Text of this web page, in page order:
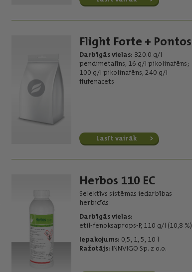
Flight Forte + Pontos
Darbīgās vielas: 320.0 g/l
pendimetalīns, 16 g/l pikolinafēns;
100 g/l pikolinafēns, 240 g/l
flufenacets
Lasīt vairāk
Herbos 110 EC
Selektīvs sistēmas iedarbības
herbicīds
Darbīgās vielas:
etil-fenoksaprops-P, 110 g/l (10,8 %)
Iepakojums: 0,5, 1, 5, 10 l
Ražotājs: INNVIGO Sp. z o.o.